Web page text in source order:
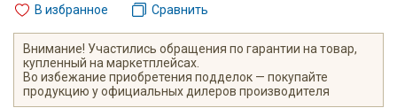
В избранное Сравнить
Внимание! Участились обращения по гарантии на товар,
купленный на маркетплейсах.
Во избежание приобретения подделок — покупайте
продукцию у официальных дилеров производителя